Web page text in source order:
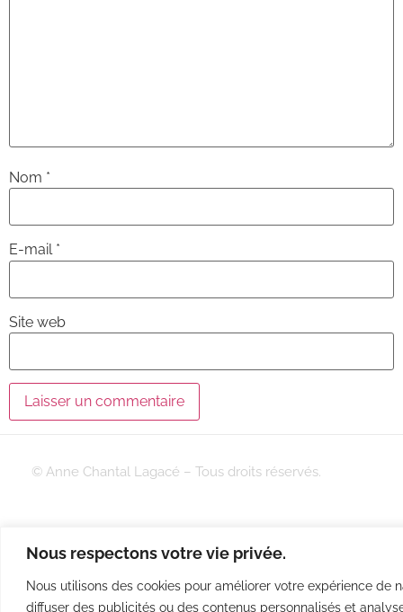
Nous respectons votre vie privée.
Nous utilisons des cookies pour améliorer votre expérience de
diffuser des publicités ou des contenus personnalisés et
Nom *
E-mail *
Site web
© Anne Chantal Lagacé – Tous droits réservés.